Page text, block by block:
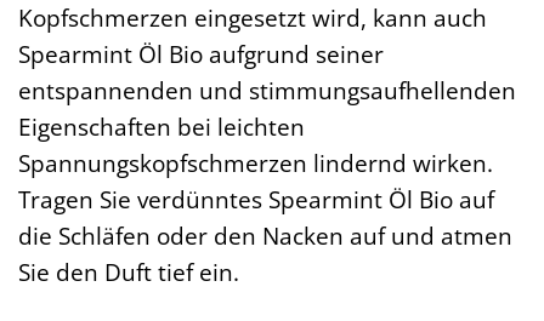
Kopfschmerzen eingesetzt wird, kann auch
Spearmint Öl Bio aufgrund seiner
entspannenden und stimmungsaufhellenden
Eigenschaften bei leichten
Spannungskopfschmerzen lindernd wirken.
Tragen Sie verdünntes Spearmint Öl Bio auf
die Schläfen oder den Nacken auf und atmen
Sie den Duft tief ein.